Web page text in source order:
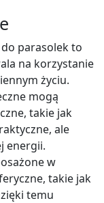
parasolek to
na korzystanie
życiu.
mogą
takie jak
ale
energii.
w
takie jak
temu